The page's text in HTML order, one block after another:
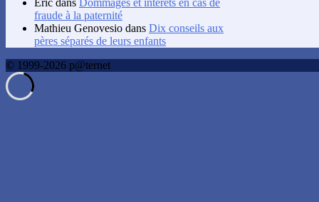
fraude à la paternité
Mathieu Genovesio dans Dix conseils aux
pères séparés de leurs enfants
© 1999-2026 p@ternet